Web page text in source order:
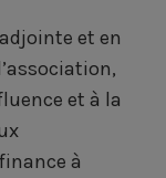
et en
et à la
à